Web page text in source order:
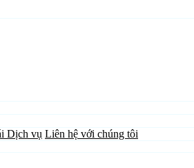
Dịch vụ Liên hệ với chúng tôi